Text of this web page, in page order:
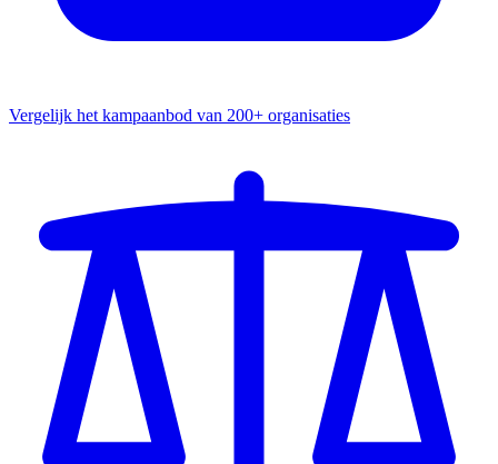
Vergelijk het kampaanbod van 200+ organisaties